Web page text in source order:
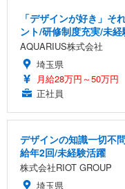
「デザインが好き」そ
ント/研修制度充実/未
AQUARIUS株式会社
埼玉県
月給28万円～50万円
正社員
デザインの知識一切不
給年2回/未経験活躍
株式会社RIOT GROUP
埼玉県